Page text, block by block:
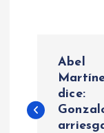
v
Abel
dice: